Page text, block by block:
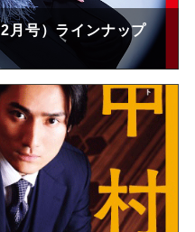
月号）ラインナップ